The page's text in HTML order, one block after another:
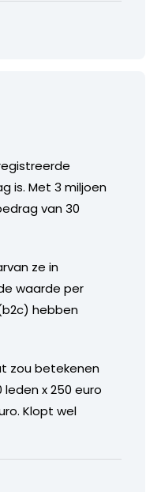
is. Met 3 miljoen
van 30
ze in
waarde per
hebben
zou betekenen
x 250 euro
Klopt wel